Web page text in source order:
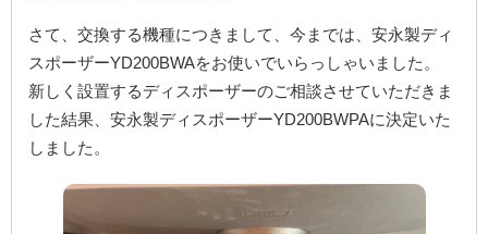
さて、交換する機種につきまして、今までは、安永製ディ
スポーザーYD200BWAをお使いでいらっしゃいました。
新しく設置するディスポーザーのご相談させていただきま
した結果、安永製ディスポーザーYD200BWPAに決定いた
しました。